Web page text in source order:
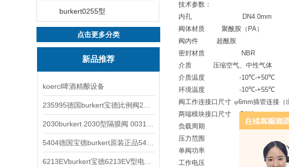
burkert0255型
点击更多分类
新品推荐
koercl啤酒精酿设备
技术参数：
内孔 DN4.0mm
阀体材质
聚酰胺（ PA）
阀内件
超酰胺
密封材质 NBR
介质
压缩空气、中性气体
介质温度 -10℃-+50℃
环境温度 -10℃-+55℃
阀工作连接口尺寸 φ6mm插管连接（
两端模块接口尺寸 G1/4
负载周期 100%连续工作
压力范围
单阀功率
工作电压